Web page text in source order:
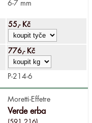
6-7 mm
55,- Kč
776,- Kč
P-214-6
Moretti-Effetre
Verde erba